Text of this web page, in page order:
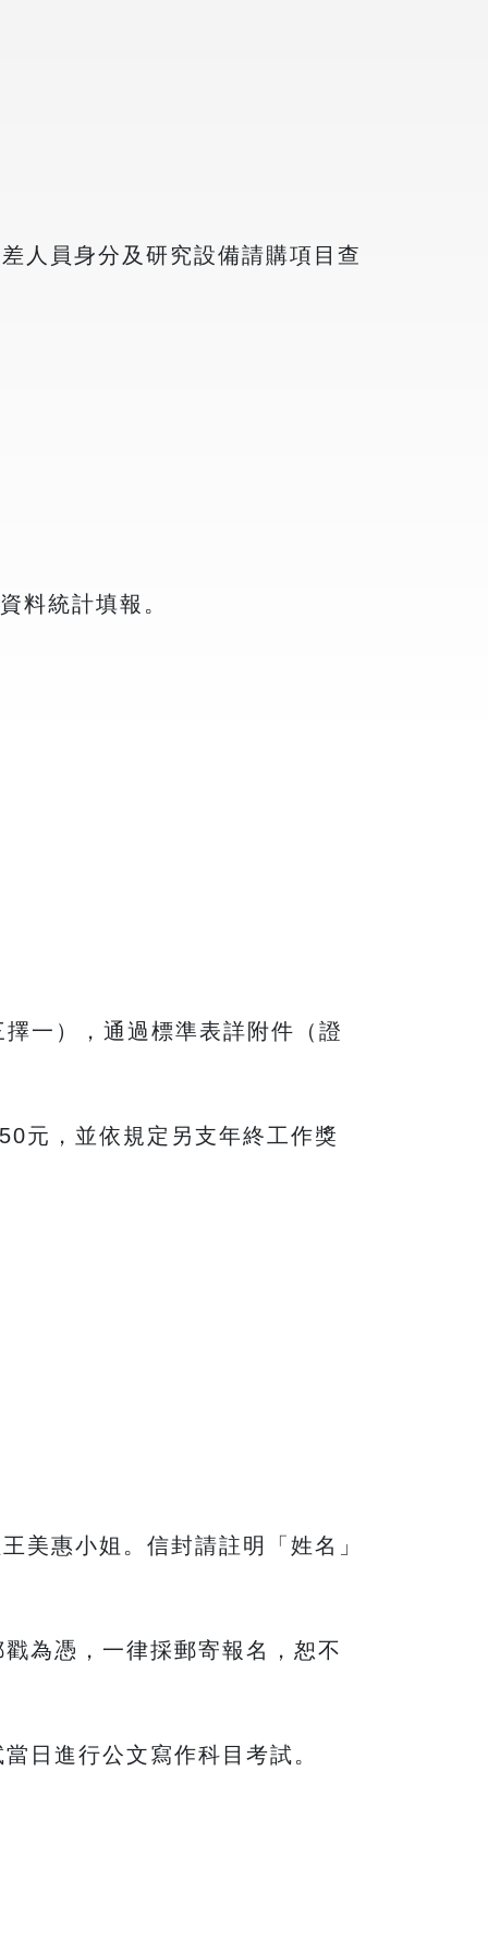
人員身分及研究設備請購項目查
料統計填報。
一），通過標準表詳附件（證
元，並依規定另支年終工作獎
美惠小姐。信封請註明「姓名」
為憑，一律採郵寄報名，恕不
日進行公文寫作科目考試。